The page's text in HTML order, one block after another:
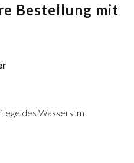
Bestellung mit
des Wassers im